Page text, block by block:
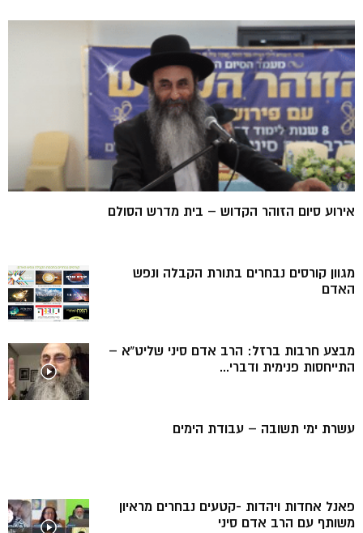
אירוע סיום הזוהר הקדוש – בית מדרש הסולם
מגוון קורסים נבחרים בתורת הקבלה ונפש
האדם
מבצע חרבות ברזל: הרב אדם סיני שליט”א –
התייחסות פנימית ודברי...
עשרת ימי תשובה – עבודת הימים
פאנל אחדות ויהדות -קטעים נבחרים מראיון
משותף עם הרב אדם סיני